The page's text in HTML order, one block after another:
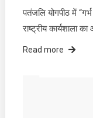
पतंजलि योगपीठ में
राष्ट्रीय कार्यशाला
Read more